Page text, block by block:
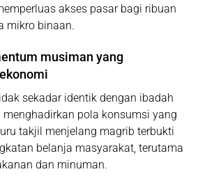
akses pasar bagi ribuan
mikro binaan.
musiman yang
sekadar identik dengan ibadah
menghadirkan pola konsumsi yang
takjil menjelang magrib terbukti
belanja masyarakat, terutama
dan minuman.